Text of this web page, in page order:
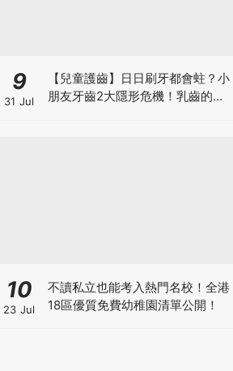
9
31 Jul
【兒童護齒】日日刷牙都會蛀？小
朋友牙齒2大隱形危機！乳齒的琺
10
23 Jul
不讀私立也能考入熱門名校！全港
18區優質免費幼稚園清單公開！